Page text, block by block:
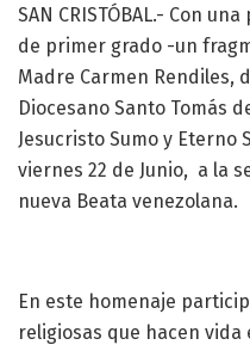
SAN CRISTÓBAL.- Con
de primer grado -un
Madre Carmen Rendiles,
Diocesano Santo Tomás
Jesucristo Sumo y Eterno
viernes 22 de Junio, a la
nueva Beata venezolana.
En este homenaje
religiosas que hacen vida